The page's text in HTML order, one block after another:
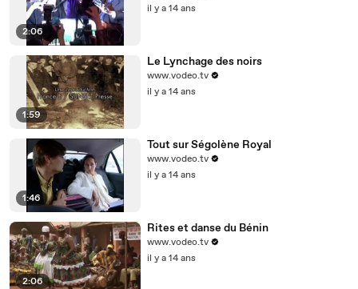
2:06
il y a 14 ans
1:59
Le Lynchage des noirs
www.vodeo.tv
il y a 14 ans
1:46
Tout sur Ségolène Royal
www.vodeo.tv
il y a 14 ans
2:06
Rites et danse du Bénin
www.vodeo.tv
il y a 14 ans